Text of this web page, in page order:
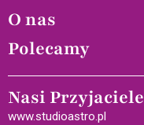
O nas
Polecamy
Nasi Przyjaciele
www.studioastro.pl